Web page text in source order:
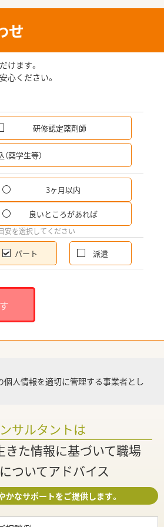
せ
けます。
心ください。
研修認定薬剤師
薬学生等）
3ヶ月以内
良いところがあれば
安を選択してください
パート 派遣
個人情報を適切に管理する事業者とし
サルタントは
きた情報に基づいて職場
ついてアドバイス
かなサポートをご提供します。